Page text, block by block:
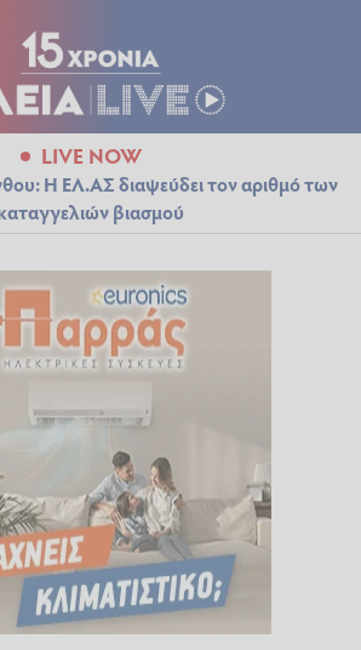
LIVE NOW
Η ΕΛ.ΑΣ διαψεύδει τον αριθμό των
βιασμού